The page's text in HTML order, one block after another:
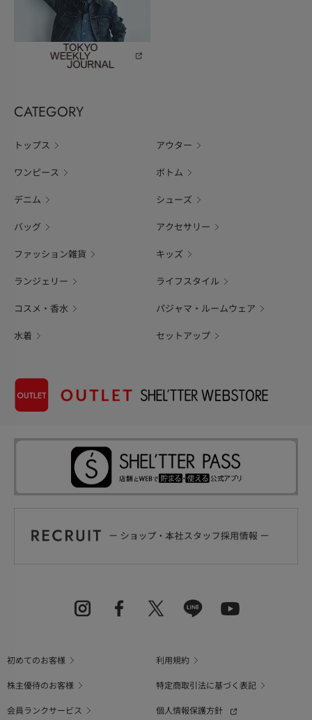
CATEGORY
トップス アウター
ワンピース ボトム
デニム シューズ
バッグ アクセサリー
ファッション雑貨 キッズ
ランジェリー ライフスタイル
コスメ・香水 パジャマ・ルームウェア
水着 セットアップ
初めてのお客様
利用規約
株主優待のお客様
特定商取引法に基づく表記
会員ランクサービス
個人情報保護方針